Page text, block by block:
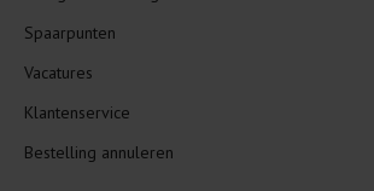
Spaarpunten
Vacatures
Klantenservice
Bestelling annuleren